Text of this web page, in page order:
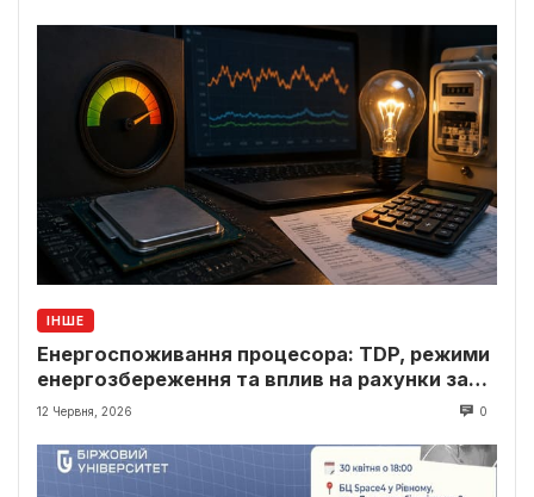
ІНШЕ
Енергоспоживання процесора: TDP, режими
енергозбереження та вплив на рахунки за
світло
12 Червня, 2026 0